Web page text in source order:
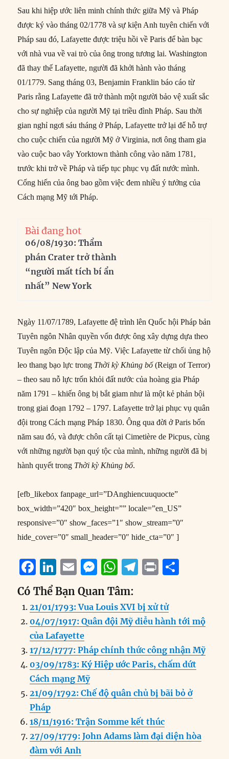
Sau khi hiệp ước liên minh chính thức giữa Mỹ và Pháp
được ký vào tháng 02/1778 và sự kiện Anh tuyên chiến với
Pháp sau đó, Lafayette được triệu hồi về Paris để bàn bạc
với nhà vua về vai trò của ông trong tương lai. Washington
đã thay thế Lafayette, người đã khởi hành vào tháng
01/1779. Sang tháng 03, Benjamin Franklin báo cáo từ
Paris rằng Lafayette đã trở thành một người bảo vệ xuất sắc
cho sự nghiệp của người Mỹ tại triều đình Pháp. Sau thời
gian nghỉ ngơi sáu tháng ở Pháp, Lafayette trở lại để hỗ trợ
cho cuộc chiến của người Mỹ ở Virginia, nơi ông tham gia
vào cuộc bao vây Yorktown thành công vào năm 1781,
trước khi trở về Pháp và tiếp tục phục vụ đất nước mình.
Cống hiến của ông bao gồm việc đem nhiều ý tưởng của
Cách mạng Mỹ tới Pháp.
Bài đang hot
06/08/1930: Thẩm
phán Crater trở thành
“người mất tích bí ẩn
nhất” New York
Ngày 11/07/1789, Lafayette đệ trình lên Quốc hội Pháp bản
Tuyên ngôn Nhân quyền vốn được ông xây dựng dựa theo
Tuyên ngôn Độc lập của Mỹ. Việc Lafayette từ chối ủng hộ
leo thang bạo lực trong Thời kỳ Khủng bố(Reign of Terror)
– theo sau nỗ lực trốn khỏi đất nước của hoàng gia Pháp
năm 1791 – khiến ông bị bắt giam như là một kẻ phản bội
trong giai đoạn 1792 – 1797. Lafayette trở lại phục vụ quân
đội trong Cách mạng Pháp 1830. Ông qua đời ở Paris bốn
năm sau đó, và được chôn cất tại Cimetière de Picpus, cùng
với những người bạn quý tộc của mình, những người đã bị
hành quyết trong Thời kỳ Khủng bố.
[efb_likebox fanpage_url=”DAnghiencuuquocte”
box_width=”420″ box_height=”” locale=”en_US”
responsive=”0″ show_faces=”1″ show_stream=”0″
hide_cover=”0″ small_header=”0″ hide_cta=”0″ ]
F
a
c
e
b
o
o
k
Li
n
k
e
d
I
n
E
m
ai
l
M
e
ss
e
n
g
er
W
h
at
s
A
p
p
T
e
g
r
a
m
P
n
t
re
Có Thể Bạn Quan Tâm:
21/01/1793: Vua Louis XVI bị xử tử
04/07/1917: Quân đội Mỹ diễu hành tới mộ
của Lafayette
17/12/1777: Pháp chính thức công nhận Mỹ
03/09/1783: Ký Hiệp ước Paris, chấm dứt
Cách mạng Mỹ
21/09/1792: Chế độ quân chủ bị bãi bỏ ở
Pháp
18/11/1916: Trận Somme kết thúc
27/09/1779: John Adams làm đại diện hòa
đàm với Anh